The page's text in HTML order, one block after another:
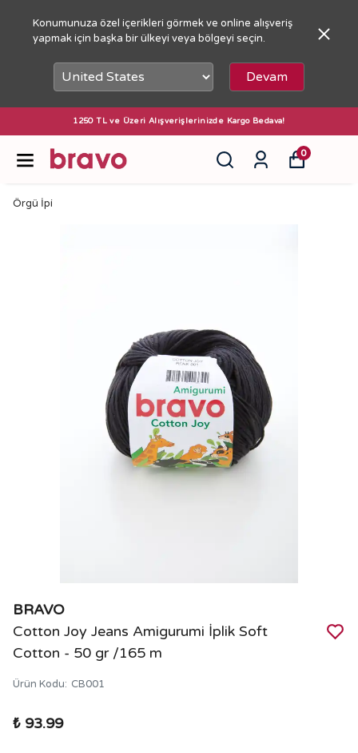
Konumunuza özel içerikleri görmek ve online alışveriş
yapmak için başka bir ülkeyi veya bölgeyi seçin.
Devam
1250 TL ve Üzeri Alışverişlerinizde Kargo Bedava!
0
Örgü İpi
BRAVO
Cotton Joy Jeans Amigurumi İplik Soft
Cotton - 50 gr /165 m
Ürün Kodu: CB001
₺ 93.99